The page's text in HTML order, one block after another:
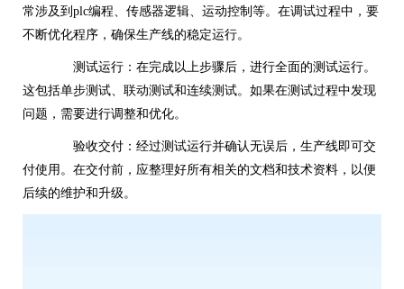
常涉及到plc编程、传感器逻辑、运动控制等。在调试过程中，要
不断优化程序，确保生产线的稳定运行。
测试运行：在完成以上步骤后，进行全面的测试运行。
这包括单步测试、联动测试和连续测试。如果在测试过程中发现
问题，需要进行调整和优化。
验收交付：经过测试运行并确认无误后，生产线即可交
付使用。在交付前，应整理好所有相关的文档和技术资料，以便
后续的维护和升级。